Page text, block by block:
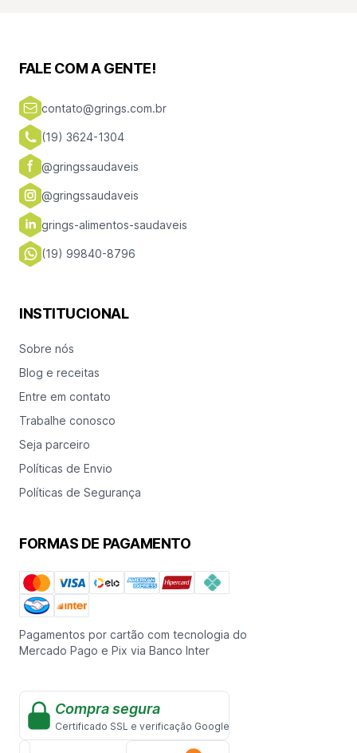
FALE COM A GENTE!
contato@grings.com.br
(19) 3624-1304
@gringssaudaveis
@gringssaudaveis
grings-alimentos-saudaveis
(19) 99840-8796
INSTITUCIONAL
Sobre nós
Blog e receitas
Entre em contato
Trabalhe conosco
Seja parceiro
Políticas de Envio
Políticas de Segurança
FORMAS DE PAGAMENTO
Pagamentos por cartão com tecnologia do
Mercado Pago e Pix via Banco Inter
Compra segura
Certificado SSL e verificação Google